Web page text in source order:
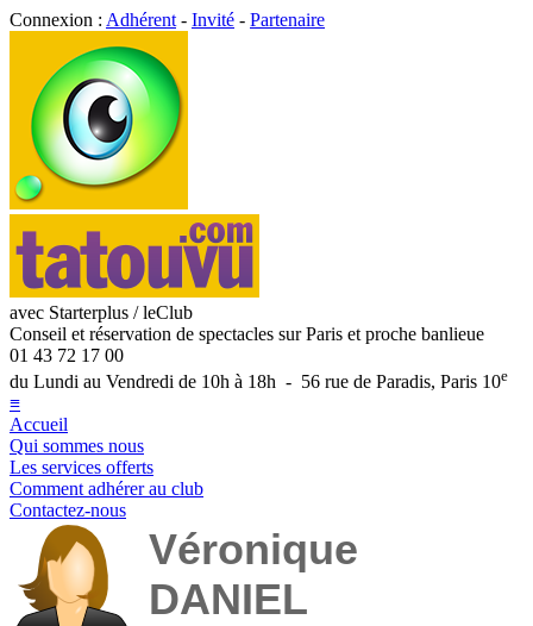
Connexion : Adhérent - Invité - Partenaire
avec Starterplus / leClub
Conseil et réservation de spectacles sur Paris et proche banlieue
01 43 72 17 00
du Lundi au Vendredi de 10h à 18h - 56 rue de Paradis, Paris 10e
≡
Accueil
Qui sommes nous
Les services offerts
Comment adhérer au club
Contactez-nous
Véronique
DANIEL